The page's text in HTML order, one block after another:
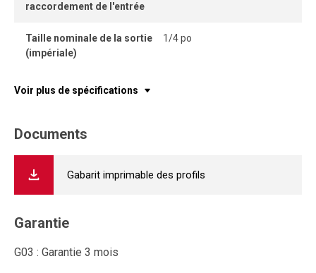
raccordement de l'entrée
Taille nominale de la sortie
(impériale)
1/4 po
Voir plus de spécifications
Documents
Gabarit imprimable des profils
Garantie
G03 : Garantie 3 mois